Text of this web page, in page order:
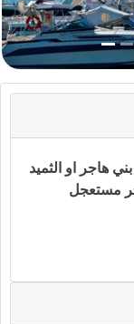
هاجر او الثميد
مستعجل